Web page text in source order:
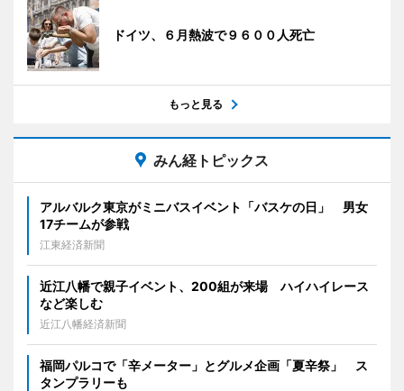
ドイツ、６月熱波で９６００人死亡
もっと見る
みん経トピックス
アルバルク東京がミニバスイベント「バスケの日」 男女
17チームが参戦
江東経済新聞
近江八幡で親子イベント、200組が来場 ハイハイレース
など楽しむ
近江八幡経済新聞
福岡パルコで「辛メーター」とグルメ企画「夏辛祭」 ス
タンプラリーも